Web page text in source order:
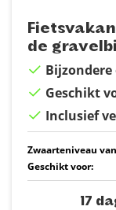
de
Geschikt
Inclusief
Zwaarteniveau
Geschikt voor:
17